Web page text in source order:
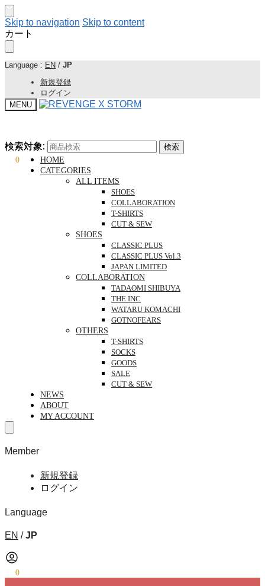
Skip to navigation Skip to content
カート
Language : EN / JP
新規登録
ログイン
MENU
検索対象:
検索
0
検索対象:
検索
HOME
CATEGORIES
ALL ITEMS
SHOES
COLLABORATION
T-SHIRTS
CUT & SEW
SHOES
CLASSIC PLUS
CLASSIC PLUS Vol.3
JAPAN LIMITED
COLLABORATION
TADAOMI SHIBUYA
THE INC
WATARU KOMACHI
GOTNOFEARS
OTHERS
T-SHIRTS
SOCKS
GOODS
SALE
CUT & SEW
NEWS
ABOUT
MY ACCOUNT
Member
新規登録
ログイン
Language
EN /JP
0